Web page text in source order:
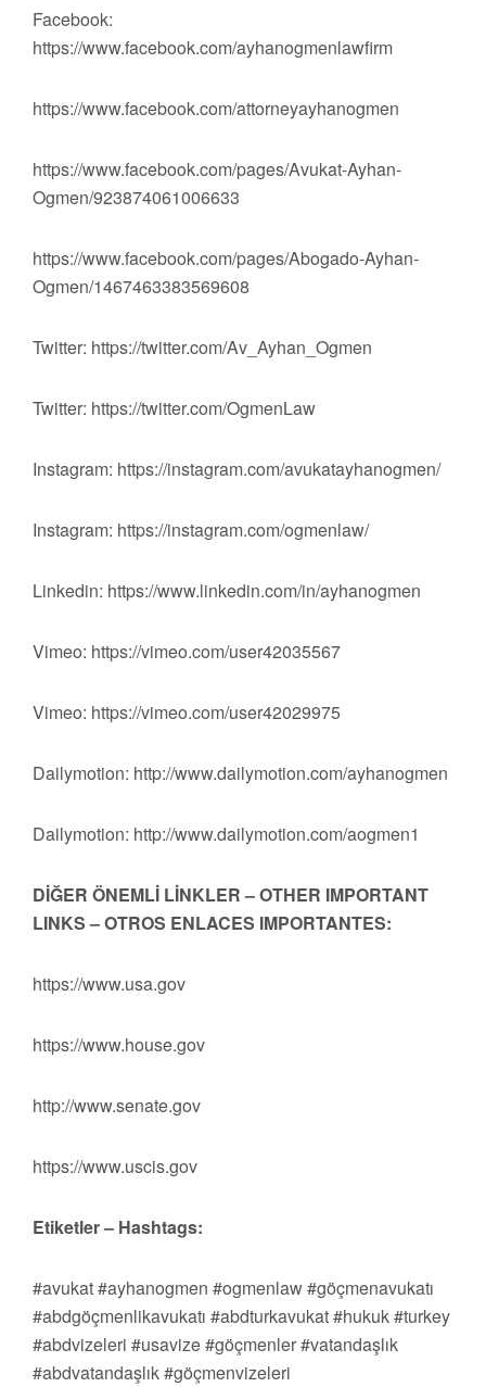
Facebook:
https://www.facebook.com/ayhanogmenlawfirm
https://www.facebook.com/attorneyayhanogmen
https://www.facebook.com/pages/Avukat-Ayhan-
Ogmen/923874061006633
https://www.facebook.com/pages/Abogado-Ayhan-
Ogmen/1467463383569608
Twitter: https://twitter.com/Av_Ayhan_Ogmen
Twitter: https://twitter.com/OgmenLaw
Instagram: https://instagram.com/avukatayhanogmen/
Instagram: https://instagram.com/ogmenlaw/
Linkedin: https://www.linkedin.com/in/ayhanogmen
Vimeo: https://vimeo.com/user42035567
Vimeo: https://vimeo.com/user42029975
Dailymotion: http://www.dailymotion.com/ayhanogmen
Dailymotion: http://www.dailymotion.com/aogmen1
DİĞER ÖNEMLİ LİNKLER – OTHER IMPORTANT
LINKS – OTROS ENLACES IMPORTANTES:
https://www.usa.gov
https://www.house.gov
http://www.senate.gov
https://www.uscis.gov
Etiketler – Hashtags:
#avukat #ayhanogmen #ogmenlaw #göçmenavukatı
#abdgöçmenlikavukatı #abdturkavukat #hukuk #turkey
#abdvizeleri #usavize #göçmenler #vatandaşlık
#abdvatandaşlık #göçmenvizeleri